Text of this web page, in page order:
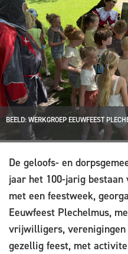
BEELD: WERKGROEP EEUWFEEST
De geloofs- en
jaar het 100-jarig
met een feestweek,
Eeuwfeest Plechelmus,
vrijwilligers, verenigingen
gezellig feest, met